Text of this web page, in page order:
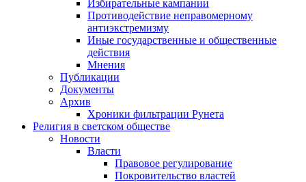
Избирательные кампании
Противодействие неправомерному
антиэкстремизму
Иные государственные и общественные
действия
Мнения
Публикации
Документы
Архив
Хроники фильтрации Рунета
Религия в светском обществе
Новости
Власти
Правовое регулирование
Покровительство властей